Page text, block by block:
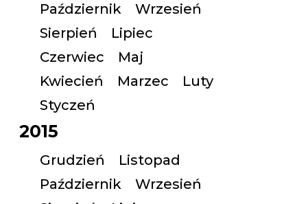
Październik
Wrzesień
Sierpień
Lipiec
Czerwiec
Maj
Kwiecień
Marzec
Luty
Styczeń
2015
Grudzień
Listopad
Październik
Wrzesień